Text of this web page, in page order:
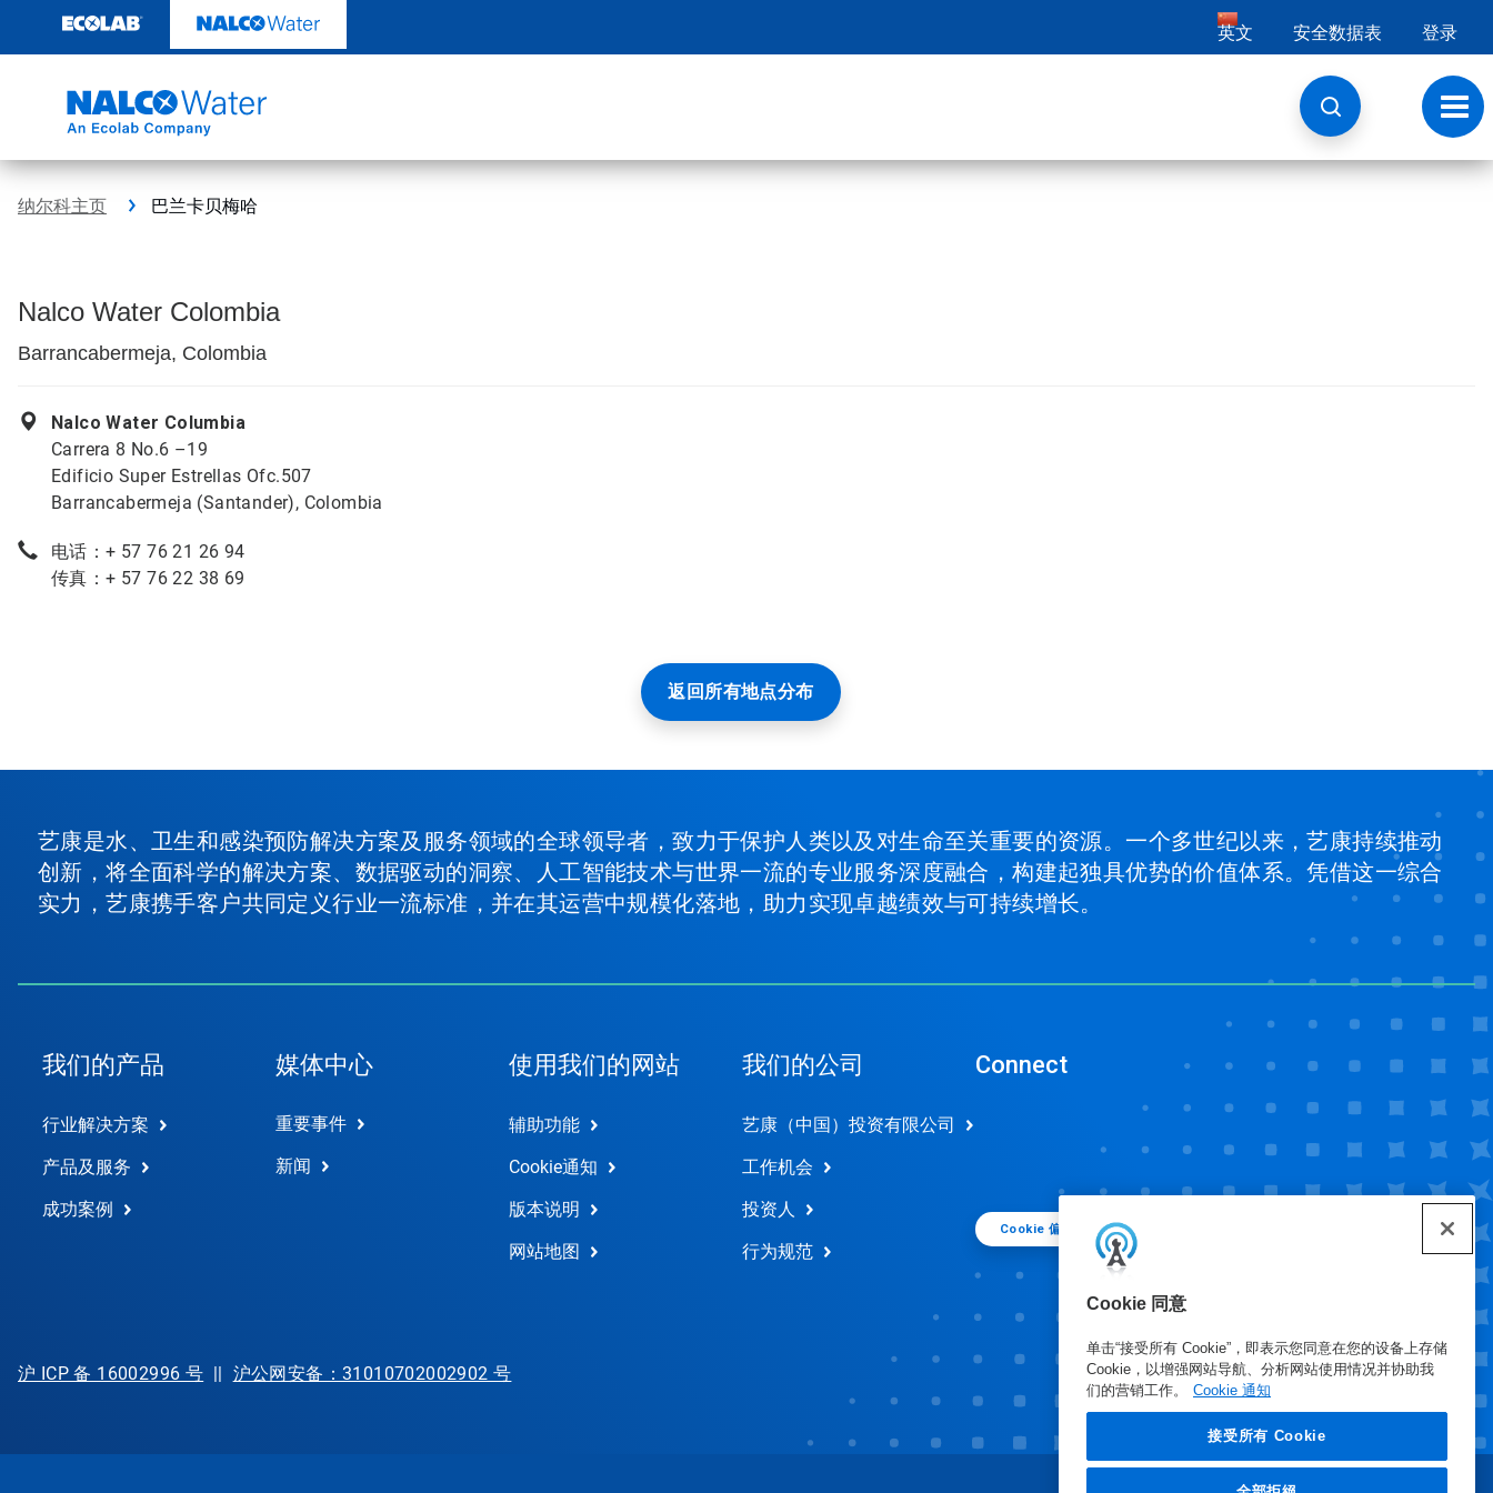
至
Cookie 同意
单击“接受所有 Cookie”，即表示您同意在您的设备上存储
Cookie，以增强网站导航、分析网站使用情况并协助我
们的营销工作。
Cookie 通知
接受所有 Cookie
英文 安全数据表 登录
切
换
导
航
纳尔科主页 巴兰卡贝梅哈
Nalco Water Colombia
Barrancabermeja, Colombia
Nalco Water Columbia
Carrera 8 No.6 –19
Edificio Super Estrellas Ofc.507
Barrancabermeja (Santander), Colombia
电话：+ 57 76 21 26 94
传真：+ 57 76 22 38 69
返回所有地点分布
艺康是水、卫生和感染预防解决方案及服务领域的全球领导者，致力于保护人类以及对生命至关重要的资源。一个多世纪以来，艺康持续推动
创新，将全面科学的解决方案、数据驱动的洞察、人工智能技术与世界一流的专业服务深度融合，构建起独具优势的价值体系。凭借这一综合
实力，艺康携手客户共同定义行业一流标准，并在其运营中规模化落地，助力实现卓越绩效与可持续增长。
我们的产品
行业解决方案
产品及服务
成功案例
媒体中心
重要事件
新闻
使用我们的网站
辅助功能
Cookie通知
版本说明
网站地图
我们的公司
艺康（中国）投资有限公司
工作机会
投资人
行为规范
Connect
Cookie 偏好
沪 ICP 备 16002996 号 || 沪公网安备：31010702002902 号